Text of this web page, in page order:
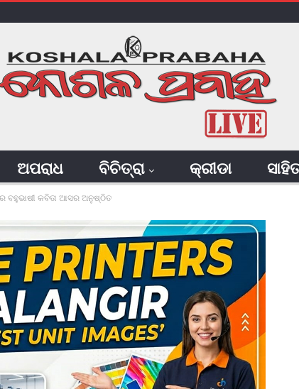
ଅପରାଧ ବିଚିତ୍ରା କ୍ରୀଡା
ବହୁଭାଷୀ କବିତା ଆସର ଅନୁଷ୍ଠିତ